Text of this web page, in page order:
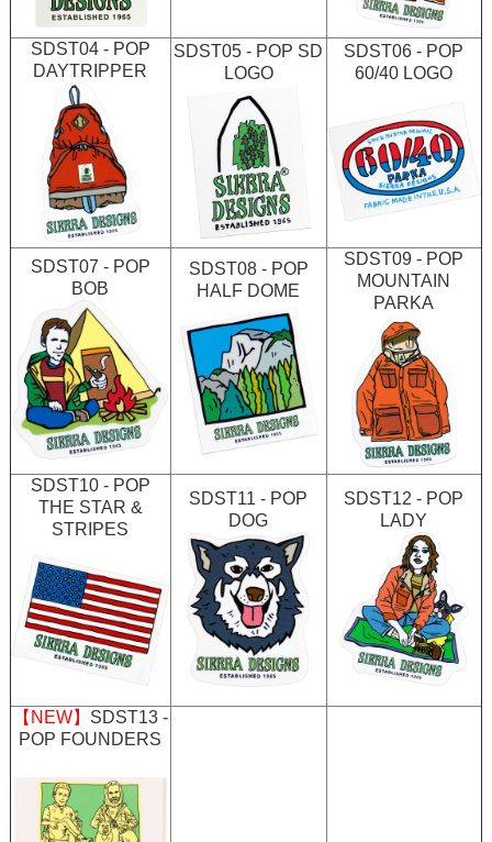
SDST04 - POP
DAYTRIPPER
SDST05 - POP SD
LOGO
SDST06 - POP
60/40 LOGO
SDST07 - POP
BOB
SDST08 - POP
HALF DOME
SDST09 - POP
MOUNTAIN
PARKA
SDST10 - POP
THE STAR &
STRIPES
SDST11 - POP
DOG
SDST12 - POP
LADY
【NEW】 SDST13 -
POP FOUNDERS